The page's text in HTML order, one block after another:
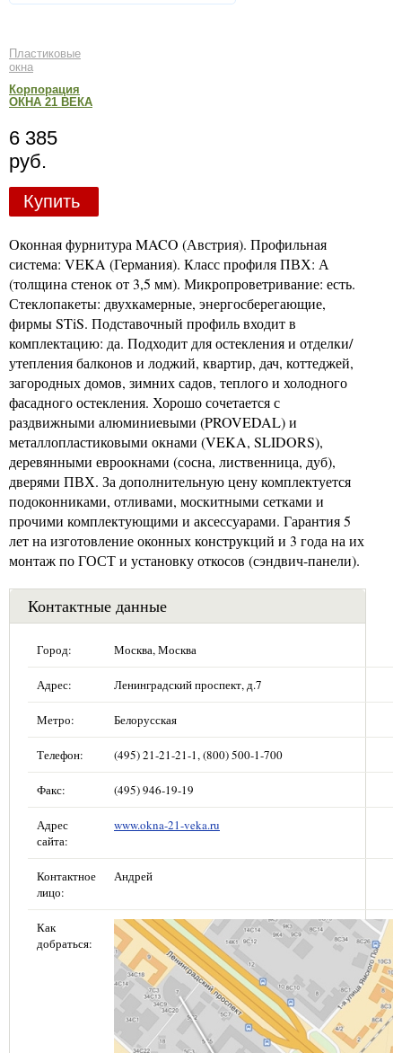
Пластиковые
окна
Корпорация
ОКНА 21 ВЕКА
6 385
руб.
Купить
Оконная фурнитура MACO (Австрия). Профильная
система: VEKA (Германия). Класс профиля ПВХ: А
(толщина стенок от 3,5 мм). Микропроветривание: есть.
Стеклопакеты: двухкамерные, энергосберегающие,
фирмы STiS. Подставочный профиль входит в
комплектацию: да. Подходит для остекления и отделки/
утепления балконов и лоджий, квартир, дач, коттеджей,
загородных домов, зимних садов, теплого и холодного
фасадного остекления. Хорошо сочетается с
раздвижными алюминиевыми (PROVEDAL) и
металлопластиковыми окнами (VEKA, SLIDORS),
деревянными евроокнами (сосна, лиственница, дуб),
дверями ПВХ. За дополнительную цену комплектуется
подоконниками, отливами, москитными сетками и
прочими комплектующими и аксессуарами. Гарантия 5
лет на изготовление оконных конструкций и 3 года на их
монтаж по ГОСТ и установку откосов (сэндвич-панели).
Контактные данные
Город: Москва, Москва
Адрес: Ленинградский проспект, д.7
Метро: Белорусская
Телефон: (495) 21-21-21-1, (800) 500-1-700
Факс: (495) 946-19-19
Адрес
сайта:
www.okna-21-veka.ru
Контактное
лицо:
Андрей
Как
добраться: